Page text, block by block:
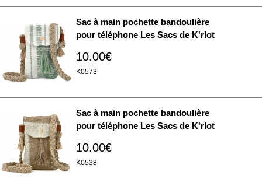
Sac à main pochette bandoulière
pour téléphone Les Sacs de K'rlot
10.00€
K0573
Sac à main pochette bandoulière
pour téléphone Les Sacs de K'rlot
10.00€
K0538